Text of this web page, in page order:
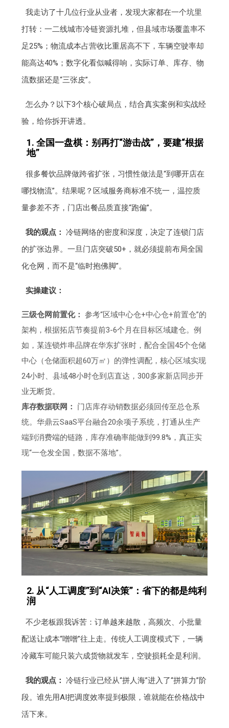
我走访了十几位行业从业者，发现大家都在一个坑里
打转：一二线城市冷链资源扎堆，但县域市场覆盖率不
足25%；物流成本占营收比重居高不下，车辆空驶率却
能高达40%；数字化看似喊得响，实际订单、库存、物
流数据还是“三张皮”。
怎么办？以下3个核心破局点，结合真实案例和实战经
验，给你拆开讲透。
1. 全国一盘棋：别再打“游击战”，要建“根据
地”
很多餐饮品牌做跨省扩张，习惯性做法是“到哪开店在
哪找物流”。结果呢？区域服务商标准不统一，温控质
量参差不齐，门店出餐品质直接“跑偏”。
我的观点： 冷链网络的密度和深度，决定了连锁门店
的扩张边界。一旦门店突破50+，就必须提前布局全国
化仓网，而不是“临时抱佛脚”。
实操建议：
三级仓网前置化： 参考“区域中心仓+中心仓+前置仓”的
架构，根据拓店节奏提前3-6个月在目标区域建仓。例
如，某连锁炸串品牌在华东扩张时，配合全国45个仓储
中心（仓储面积超60万㎡）的弹性调配，核心区域实现
24小时、县域48小时仓到店直达，300多家新店同步开
业无断货。
库存数据联网：
门店库存动销数据必须回传至总仓系
统。华鼎云SaaS平台融合20余项子系统，打通从生产
端到消费端的链路，库存准确率能做到99.8%，真正实
现“一仓发全国，数据不落地”。
2. 从“人工调度”到“AI决策”：省下的都是纯利
润
不少老板跟我诉苦：订单越来越散，高频次、小批量
配送让成本“噌噌”往上走。传统人工调度模式下，一辆
冷藏车可能只装六成货物就发车，空驶损耗全是利润。
我的观点： 冷链行业已经从“拼人海”进入了“拼算力”阶
段。谁先用AI把调度效率提到极限，谁就能在价格战中
活下来。